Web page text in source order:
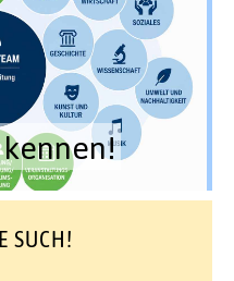
SUCH!